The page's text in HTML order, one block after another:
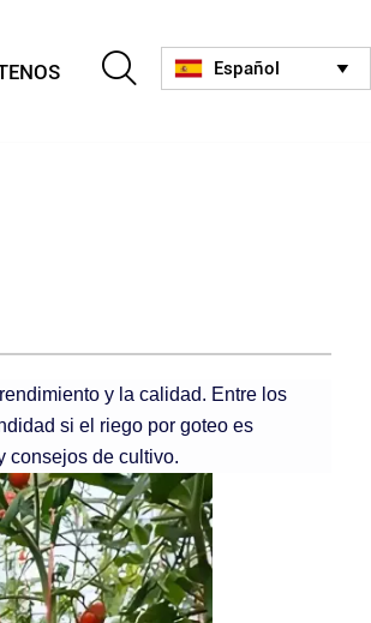
 Español 
y la calidad. Entre los
si el riego por goteo es
consejos de cultivo.